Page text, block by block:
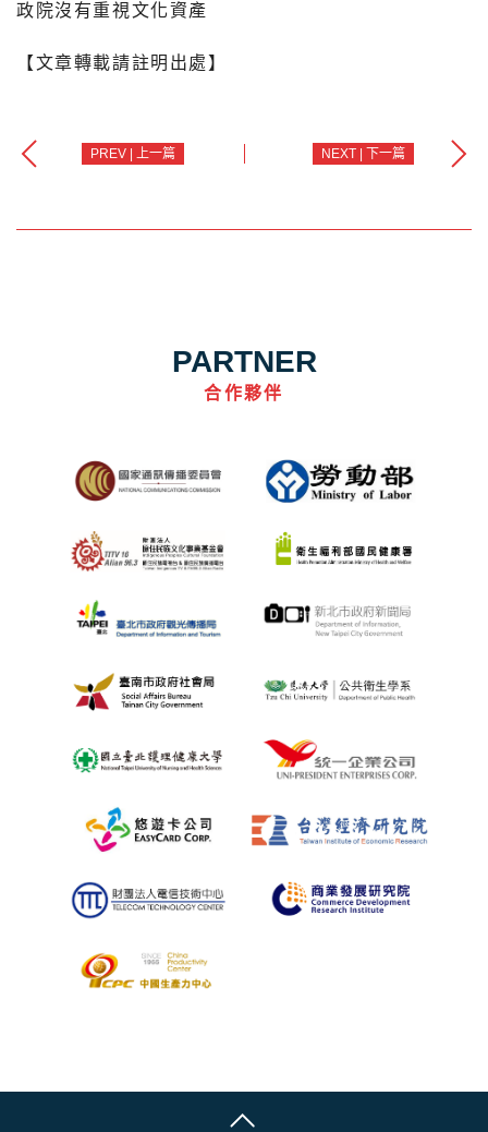
政院沒有重視文化資產
【文章轉載請註明出處】
PREV | 上一篇 NEXT | 下一篇
PARTNER
合作夥伴